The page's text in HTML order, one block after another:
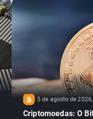
5 de agosto de
Criptomoedas: O